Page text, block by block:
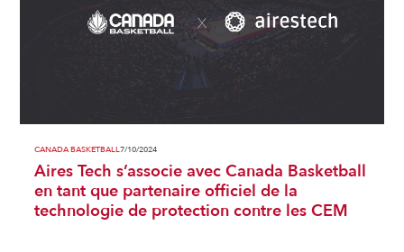
CANADA BASKETBALL7/10/2024
Aires Tech s’associe avec Canada Basketball
en tant que partenaire officiel de la
technologie de protection contre les CEM